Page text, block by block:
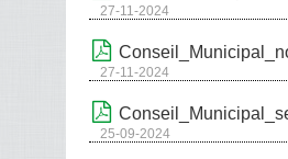
27-11-2024
27-11-2024
25-09-2024